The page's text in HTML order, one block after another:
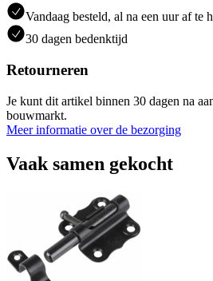
Vandaag besteld, al na een uur af
30 dagen bedenktijd
Retourneren
Je kunt dit artikel binnen 30 dagen na
bouwmarkt.
Meer informatie over de bezorging
Vaak samen gekocht